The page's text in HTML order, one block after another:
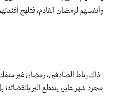
وأنفسهم لرمضان القادم، فتلهج
ذاك رباط الصادقين، رمضان غير
مجرد شهر عابر، ينقطع البر بانقضائه؛